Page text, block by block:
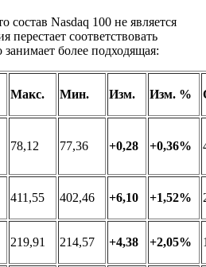
состав Nasdaq 100 не является
соответствовать
более подходящая:
Макс. Мин. Изм. Изм. %
78,12 77,36 +0,28 +0,36%
411,55 402,46 +6,10 +1,52%
219,91 214,57 +4,38 +2,05%